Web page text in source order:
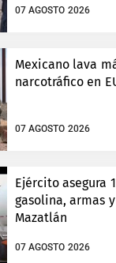
07 AGOSTO 2026
Mexicano lava
narcotráfico en
07 AGOSTO 2026
Ejército asegura
gasolina, armas
Mazatlán
07 AGOSTO 2026